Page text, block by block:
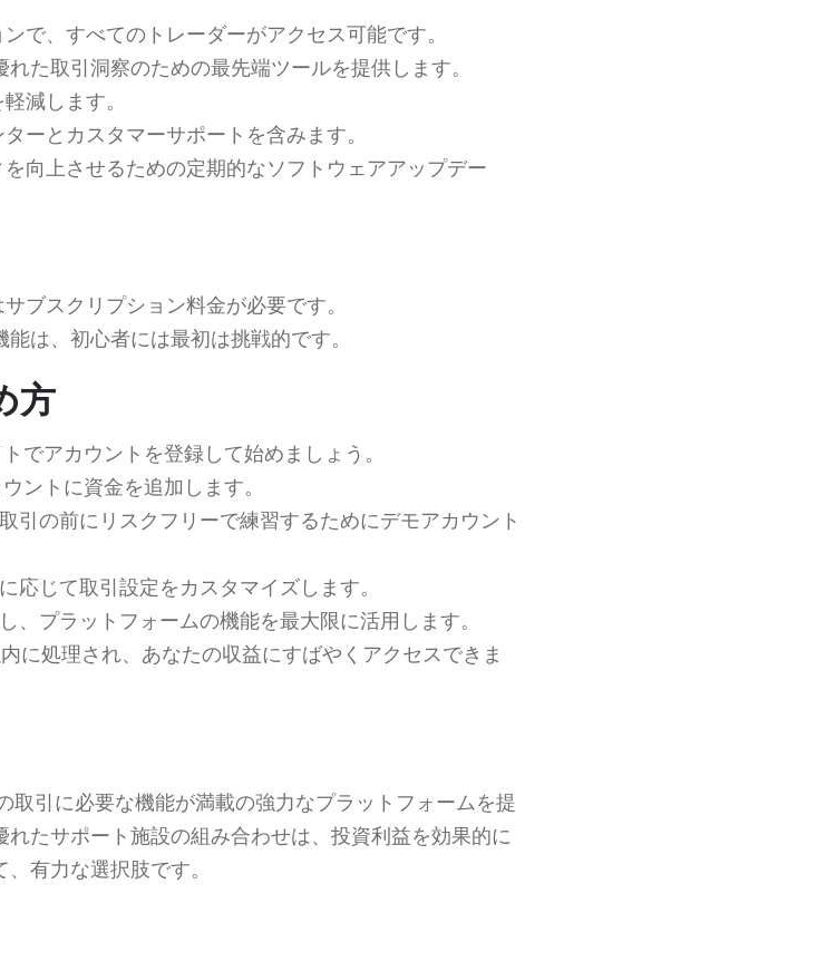
で、すべてのトレーダーがアクセス可能です。
れた取引洞察のための最先端ツールを提供します。
減します。
ーとカスタマーサポートを含みます。
向上させるための定期的なソフトウェアアップデー
ブスクリプション料金が必要です。
能は、初心者には最初は挑戦的です。
方
でアカウントを登録して始めましょう。
ントに資金を追加します。
引の前にリスクフリーで練習するためにデモアカウント
応じて取引設定をカスタマイズします。
、プラットフォームの機能を最大限に活用します。
に処理され、あなたの収益にすばやくアクセスできま
取引に必要な機能が満載の強力なプラットフォームを提
たサポート施設の組み合わせは、投資利益を効果的に
有力な選択肢です。